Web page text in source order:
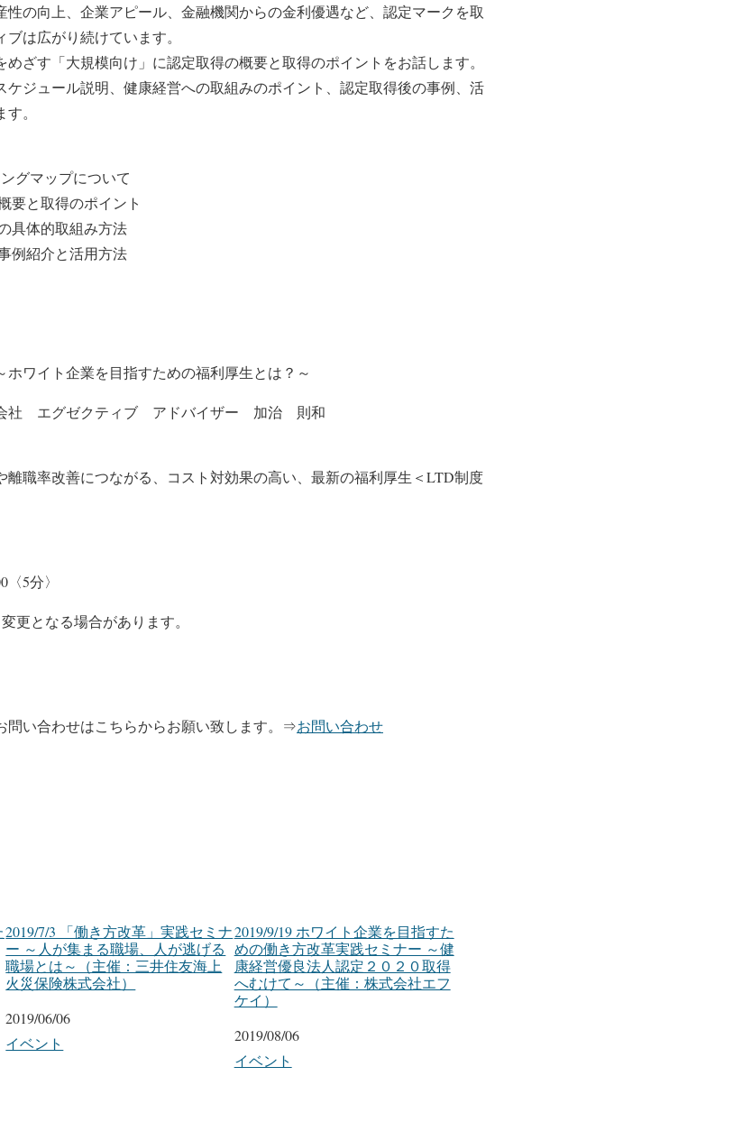
の向上、企業アピール、金融機関からの金利優遇など、認定マークを取
は広がり続けています。
ざす「大規模向け」に認定取得の概要と取得のポイントをお話します。
ケジュール説明、健康経営への取組みのポイント、認定取得後の事例、活
。
グマップについて
要と取得のポイント
具体的取組み方法
例紹介と活用方法
ワイト企業を目指すための福利厚生とは？～
会社 エグゼクティブ アドバイザー 加治 則和
職率改善につながる、コスト対効果の高い、最新の福利厚生＜LTD制度
5分〉
更となる場合があります。
問い合わせはこちらからお願い致します。⇒お問い合わせ
2019/7/3 「働き方改革」実践セミナ
ー ～人が集まる職場、人が逃げる
職場とは～（主催：三井住友海上
火災保険株式会社）
日付
2019/06/06
関連理由
イベント
2019/9/19 ホワイト企業を目指すた
めの働き方改革実践セミナー ～健
康経営優良法人認定２０２０取得
へむけて～（主催：株式会社エフ
ケイ）
日付
2019/08/06
関連理由
イベント